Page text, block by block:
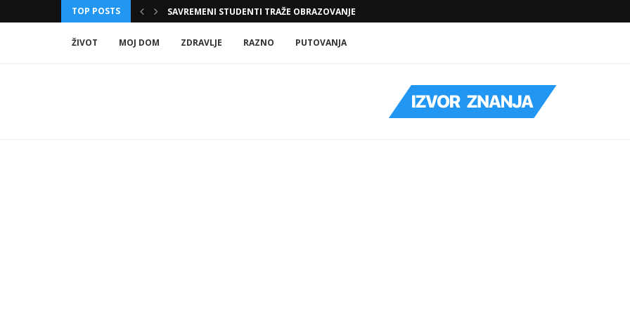
TOP POSTS
KAKO IH MOŽETE... SAVREMENI STUDENTI TRAŽE OBRAZOVANJE KOJE VODI KA KONKRETNIM...
ŽIVOT MOJ DOM ZDRAVLJE RAZNO PUTOVANJA